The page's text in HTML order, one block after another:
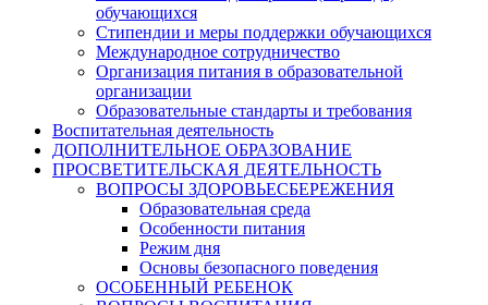
обучающихся
Стипендии и меры поддержки обучающихся
Международное сотрудничество
Организация питания в образовательной
организации
Образовательные стандарты и требования
Воспитательная деятельность
ДОПОЛНИТЕЛЬНОЕ ОБРАЗОВАНИЕ
ПРОСВЕТИТЕЛЬСКАЯ ДЕЯТЕЛЬНОСТЬ
ВОПРОСЫ ЗДОРОВЬЕСБЕРЕЖЕНИЯ
Образовательная среда
Особенности питания
Режим дня
Основы безопасного поведения
ОСОБЕННЫЙ РЕБЕНОК